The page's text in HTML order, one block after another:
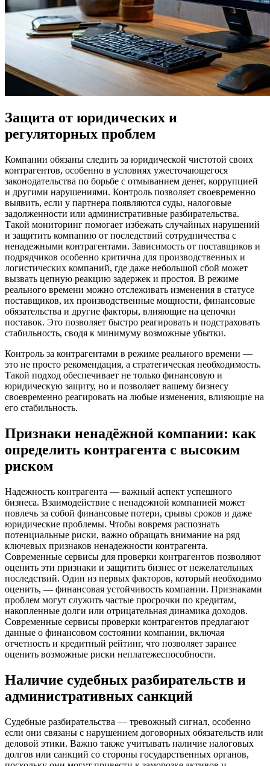
Защита от юридических и
регуляторных проблем
Компании обязаны следить за юридической чистотой своих
контрагентов, особенно в условиях ужесточающегося
законодательства по борьбе с отмыванием денег, коррупцией
и другими нарушениями. Контроль позволяет своевременно
выявить, если у партнера появляются суды, налоговые
задолженности или административные разбирательства.
Такой мониторинг помогает избежать случайных нарушений
и защитить компанию от последствий сотрудничества с
ненадежными контрагентами. Зависимость от поставщиков и
подрядчиков особенно критична для производственных и
логистических компаний, где даже небольшой сбой может
вызвать цепную реакцию задержек и простоя. В режиме
реального времени можно отслеживать изменения в статусе
поставщиков, их производственные мощности, финансовые
обязательства и другие факторы, влияющие на цепочки
поставок. Это позволяет быстро реагировать и подстраховать
стабильность, сводя к минимуму возможные убытки.
Контроль за контрагентами в режиме реального времени —
это не просто рекомендация, а стратегическая необходимость.
Такой подход обеспечивает не только финансовую и
юридическую защиту, но и позволяет вашему бизнесу
своевременно реагировать на любые изменения, влияющие на
его стабильность.
Признаки ненадёжной компании: как
определить контрагента с высоким
риском
Надежность контрагента — важный аспект успешного
бизнеса. Взаимодействие с ненадежной компанией может
повлечь за собой финансовые потери, срывы сроков и даже
юридические проблемы. Чтобы вовремя распознать
потенциальные риски, важно обращать внимание на ряд
ключевых признаков ненадежности контрагента.
Современные сервисы для проверки контрагентов позволяют
оценить эти признаки и защитить бизнес от нежелательных
последствий. Один из первых факторов, который необходимо
оценить, — финансовая устойчивость компании. Признаками
проблем могут служить частые просрочки по кредитам,
накопленные долги или отрицательная динамика доходов.
Современные сервисы проверки контрагентов предлагают
данные о финансовом состоянии компании, включая
отчетность и кредитный рейтинг, что позволяет заранее
оценить возможные риски неплатежеспособности.
Наличие судебных разбирательств и
административных санкций
Судебные разбирательства — тревожный сигнал, особенно
если они связаны с нарушением договорных обязательств или
деловой этики. Важно также учитывать наличие налоговых
долгов или санкций со стороны государственных органов,